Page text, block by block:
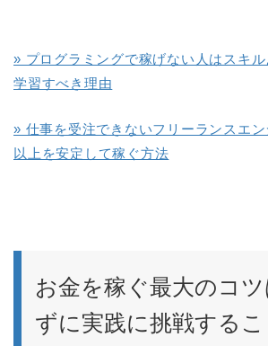
» プログラミングで稼げない人はスキ
学習すべき理由
» 仕事を受注できないフリーランスエ
以上を安定して稼ぐ方法
お金を稼ぐ最大のコ
ずに実践に挑戦するこ